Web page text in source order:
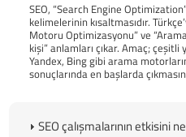
SEO, “Search Engine
kelimelerinin kısaltmasıdır.
Motoru Optimizasyonu” ve
kişi” anlamları çıkar. Amaç;
Yandex, Bing gibi arama
sonuçlarında en başlarda
SEO çalışmalarının etkisini